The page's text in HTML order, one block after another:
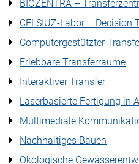
BIOZENTRA –
CELSIUZ-Labor – Decision
Computergestützter
Erlebbare Transferräume
Interaktiver Transfer
Laserbasierte Fertigung in
Multimediale
Nachhaltiges Bauen
Ökologische